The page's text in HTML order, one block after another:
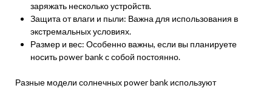
заряжать несколько устройств.
Защита от влаги и пыли: Важна для использования в
экстремальных условиях.
Размер и вес: Особенно важны, если вы планируете
носить power bank с собой постоянно.
Разные модели солнечных power bank используют